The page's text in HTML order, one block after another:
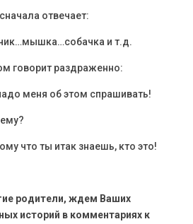
отвечает:
и т.д.
говорит раздраженно:
меня об этом спрашивать!
что ты итак знаешь, кто это!
родители, ждем Ваших
историй в комментариях к